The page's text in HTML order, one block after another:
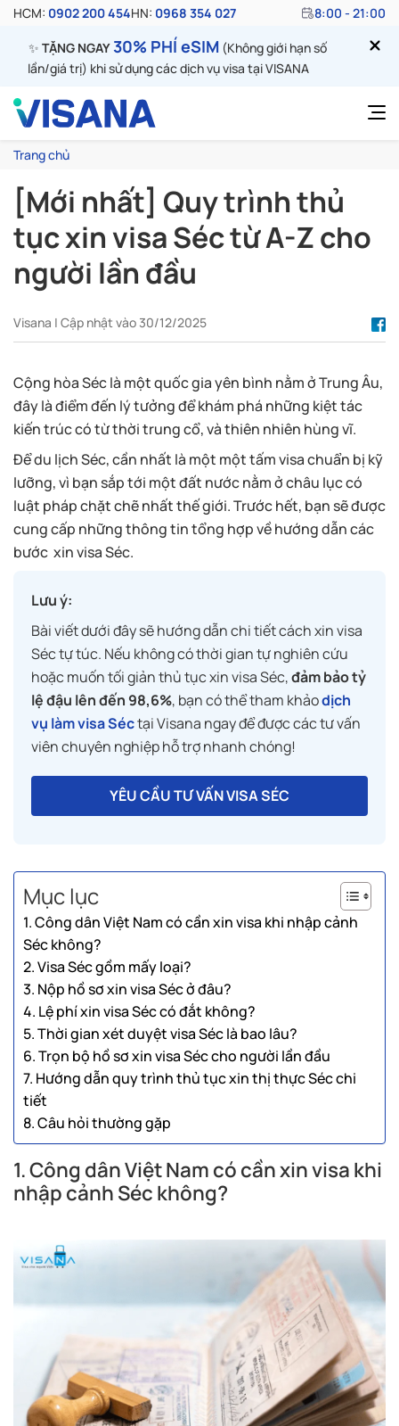
HCM: 0902 200 454HN: 0968 354 027 8:00 - 21:00
✨ TẶNG NGAY30% PHÍ eSIM (Không giới hạn số
lần/giá trị) khi sử dụng các dịch vụ visa tại VISANA
Trang chủ
[Mới nhất] Quy trình thủ
tục xin visa Séc từ A-Z cho
người lần đầu
Visana | Cập nhật vào 30/12/2025
Cộng hòa Séc là một quốc gia yên bình nằm ở Trung Âu,
đây là điểm đến lý tưởng để khám phá những kiệt tác
kiến trúc có từ thời trung cổ, và thiên nhiên hùng vĩ.
Để du lịch Séc, cần nhất là một một tấm visa chuẩn bị kỹ
lưỡng, vì bạn sắp tới một đất nước nằm ở châu lục có
luật pháp chặt chẽ nhất thế giới. Trước hết, bạn sẽ được
cung cấp những thông tin tổng hợp về hướng dẫn các
bước xin visa Séc.
Lưu ý:
Bài viết dưới đây sẽ hướng dẫn chi tiết cách xin visa
Séc tự túc. Nếu không có thời gian tự nghiên cứu
hoặc muốn tối giản thủ tục xin visa Séc,đảm bảo tỷ
lệ đậu lên đến 98,6%, bạn có thể tham khảodịch
vụ làm visa Séctại Visana ngay để được các tư vấn
viên chuyên nghiệp hỗ trợ nhanh chóng!
YÊU CẦU TƯ VẤN VISA SÉC
Mục lục
1. Công dân Việt Nam có cần xin visa khi nhập cảnh
Séc không?
2. Visa Séc gồm mấy loại?
3. Nộp hồ sơ xin visa Séc ở đâu?
4. Lệ phí xin visa Séc có đắt không?
5. Thời gian xét duyệt visa Séc là bao lâu?
6. Trọn bộ hồ sơ xin visa Séc cho người lần đầu
7. Hướng dẫn quy trình thủ tục xin thị thực Séc chi
tiết
8. Câu hỏi thường gặp
1. Công dân Việt Nam có cần xin visa khi
nhập cảnh Séc không?